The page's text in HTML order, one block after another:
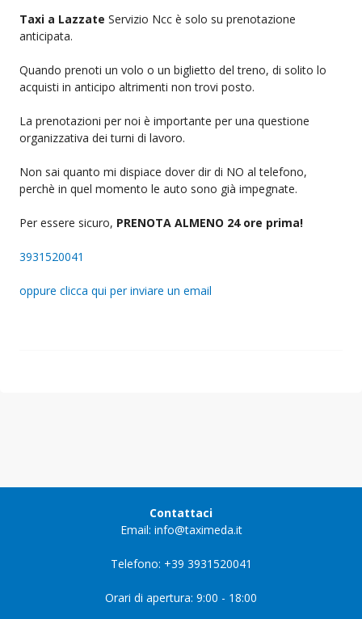
Taxi a Lazzate Servizio Ncc è solo su prenotazione
anticipata.
Quando prenoti un volo o un biglietto del treno, di solito lo
acquisti in anticipo altrimenti non trovi posto.
La prenotazioni per noi è importante per una questione
organizzativa dei turni di lavoro.
Non sai quanto mi dispiace dover dir di NO al telefono,
perchè in quel momento le auto sono già impegnate.
Per essere sicuro, PRENOTA ALMENO 24 ore prima!
3931520041
oppure clicca qui per inviare un email
Contattaci
Email: info@taximeda.it
Telefono: +39 3931520041
Orari di apertura: 9:00 - 18:00